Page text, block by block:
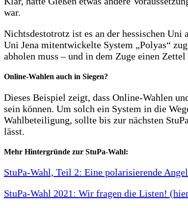
war.
Nichtsdestotrotz ist es an der hessischen
Uni Jena mitentwickelte System „Polyas“
abholen muss – und in dem Zuge einen
Online-Wahlen auch in Siegen?
Dieses Beispiel zeigt, dass Online-Wahlen
sein können. Um solch ein System in die
Wahlbeteiligung, sollte bis zur nächsten
lässt.
Mehr Hintergründe zur StuPa-Wahl:
StuPa-Wahl, Teil 2: Eine polarisierende
StuPa-Wahl 2021: Wir fragen die Listen!